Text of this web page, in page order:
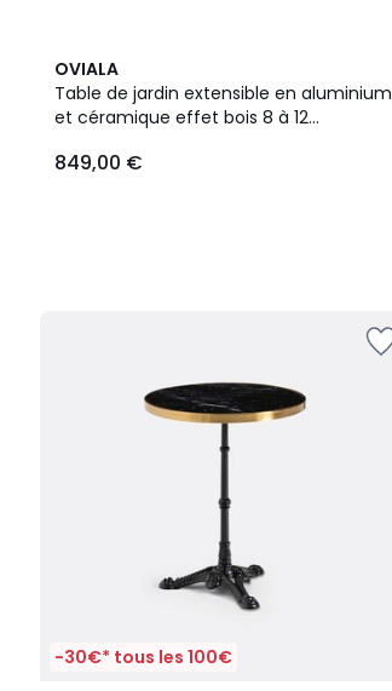
OVIALA
Table de jardin extensible en aluminium
et céramique effet bois 8 à 12
849,00 €
-30€* tous les 100€